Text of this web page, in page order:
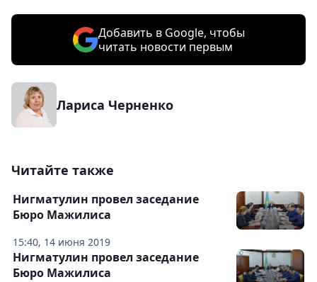
Добавить в Google, чтобы
читать новости первым
Лариса Черненко
Читайте также
15:40, 14 июня 2019
Нигматулин провел заседание
Бюро Мажилиса
Нигматулин провел заседание
Бюро Мажилиса